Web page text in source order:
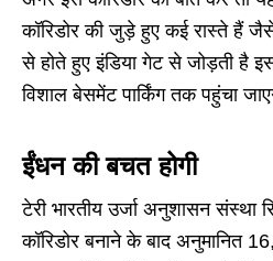
कॉरिडोर की जुड़े हुए कई रास्ते हैं
से होते हुए इंडिया गेट से जोड़ती है
विशाल बेसमेंट पार्किंग तक पहुंचा
ईंधन की बचत होगी
टेरी भारतीय उर्जा अनुशासन संस्था
कॉरिडोर बनाने के बाद अनुमानित